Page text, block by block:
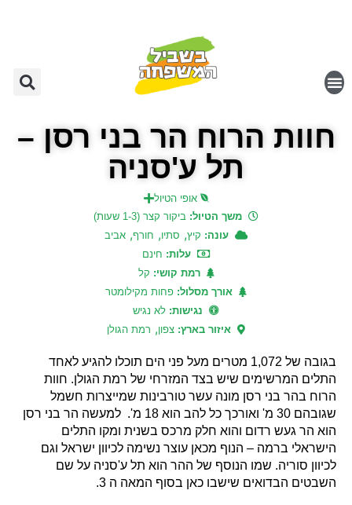
חוות הרוח הר בני רסן –
תל ע'סניה
אופי הטיול
משך הטיול: ביקור קצר (1-3 שעות)
עונה: קיץ, סתיו, חורף, אביב
עלות: חינם
רמת קושי: קל
אורך מסלול: פחות מקילומטר
נגישות: לא נגיש
איזור בארץ: צפון, רמת הגולן
בגובה של 1,072 מטרים מעל פני הים תוכלו להגיע לאחד
התלים המרשימים שיש בצד המזרחי של רמת הגולן. חוות
הרוח בהר בני רסן מונה עשר טורבינות שמייצרות חשמל
שגובהם 30 מ' ואורכך כל להב הוא 18 מ'. למעשה הר בני רסן
הוא הר געש רדום והוא חלק מרכס בשנית ומקו התלים
הישראלי ברמה – הנוף מכאן עוצר נשימה לכיוון ישראל וגם
לכיוון סוריה. שמו הנוסף של ההר הוא תל ע'סניה על שם
השבטים הבדואים שישבו כאן בסוף המאה ה 3.